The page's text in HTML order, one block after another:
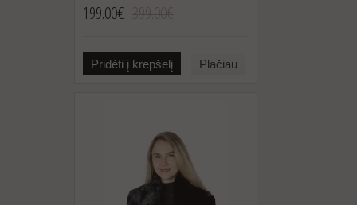
199.00€
Pridėti į krepšelį Plačiau